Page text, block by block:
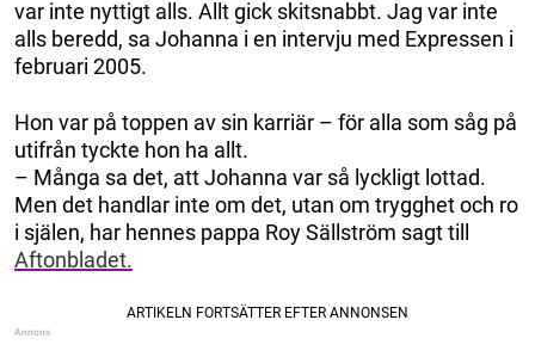
var inte nyttigt alls. Allt gick skitsnabbt. Jag var inte
alls beredd, sa Johanna i en intervju med Expressen i
februari 2005.
Hon var på toppen av sin karriär – för alla som såg på
utifrån tyckte hon ha allt.
– Många sa det, att Johanna var så lyckligt lottad.
Men det handlar inte om det, utan om trygghet och ro
i själen, har hennes pappa Roy Sällström sagt till
Aftonbladet.